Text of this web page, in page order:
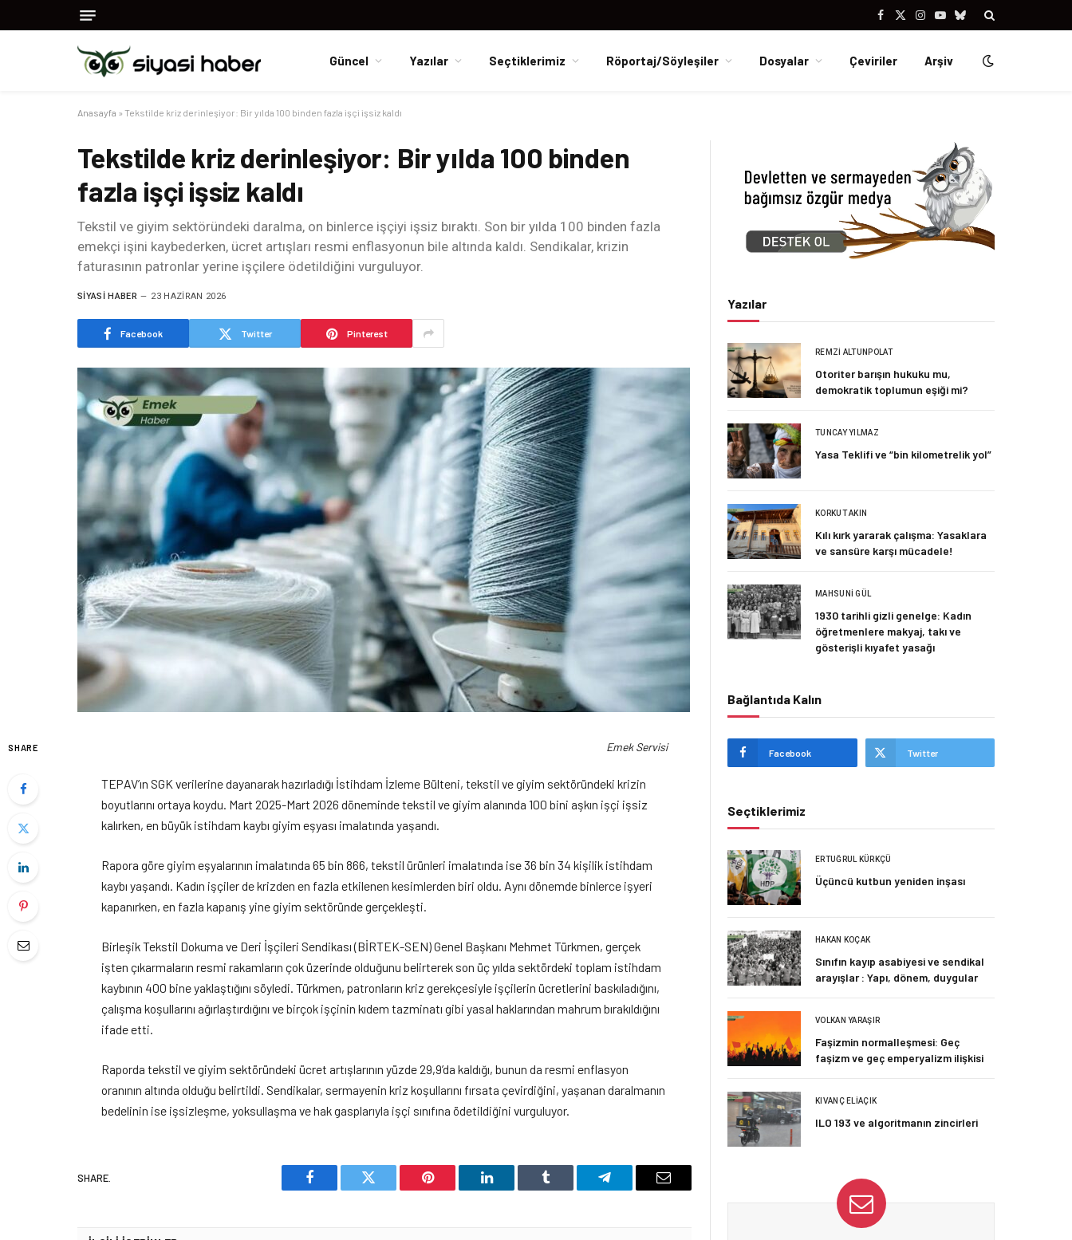
Facebook
X
Instagram
YouTubeBluesky
Güncel Yazılar Seçtiklerimiz Röportaj/Söyleşiler Dosyalar Çeviriler Arşiv
Anasayfa » Tekstilde kriz derinleşiyor: Bir yılda 100 binden fazla işçi işsiz kaldı
Tekstilde kriz derinleşiyor: Bir yılda 100 binden
fazla işçi işsiz kaldı
Tekstil ve giyim sektöründeki daralma, on binlerce işçiyi işsiz bıraktı. Son bir yılda 100 binden fazla
emekçi işini kaybederken, ücret artışları resmi enflasyonun bile altında kaldı. Sendikalar, krizin
faturasının patronlar yerine işçilere ödetildiğini vurguluyor.
SIYASI HABER 23 HAZIRAN 2026
Facebook Twitter Pinterest
SHARE Emek Servisi
TEPAV’ın SGK verilerine dayanarak hazırladığı İstihdam İzleme Bülteni, tekstil ve giyim sektöründeki krizin
boyutlarını ortaya koydu. Mart 2025-Mart 2026 döneminde tekstil ve giyim alanında 100 bini aşkın işçi işsiz
kalırken, en büyük istihdam kaybı giyim eşyası imalatında yaşandı.
Rapora göre giyim eşyalarının imalatında 65 bin 866, tekstil ürünleri imalatında ise 36 bin 34 kişilik istihdam
kaybı yaşandı. Kadın işçiler de krizden en fazla etkilenen kesimlerden biri oldu. Aynı dönemde binlerce işyeri
kapanırken, en fazla kapanış yine giyim sektöründe gerçekleşti.
Birleşik Tekstil Dokuma ve Deri İşçileri Sendikası (BİRTEK-SEN) Genel Başkanı Mehmet Türkmen, gerçek
işten çıkarmaların resmi rakamların çok üzerinde olduğunu belirterek son üç yılda sektördeki toplam istihdam
kaybının 400 bine yaklaştığını söyledi. Türkmen, patronların kriz gerekçesiyle işçilerin ücretlerini baskıladığını,
çalışma koşullarını ağırlaştırdığını ve birçok işçinin kıdem tazminatı gibi yasal haklarından mahrum bırakıldığını
ifade etti.
Raporda tekstil ve giyim sektöründeki ücret artışlarının yüzde 29,9’da kaldığı, bunun da resmi enflasyon
oranının altında olduğu belirtildi. Sendikalar, sermayenin kriz koşullarını fırsata çevirdiğini, yaşanan daralmanın
bedelinin ise işsizleşme, yoksullaşma ve hak gasplarıyla işçi sınıfına ödetildiğini vurguluyor.
SHARE.
Facebook Twitter Pinterest LinkedIn Tumblr Telegram Email
Yazılar
REMZI ALTUNPOLAT
Otoriter barışın hukuku mu,
demokratik toplumun eşiği mi?
TUNCAY YILMAZ
Yasa Teklifi ve “bin kilometrelik yol”
KORKUT AKIN
Kılı kırk yararak çalışma: Yasaklara
ve sansüre karşı mücadele!
MAHSUNI GÜL
1930 tarihli gizli genelge: Kadın
öğretmenlere makyaj, takı ve
gösterişli kıyafet yasağı
Bağlantıda Kalın
Facebook Twitter
Seçtiklerimiz
ERTUĞRUL KÜRKÇÜ
Üçüncü kutbun yeniden inşası
HAKAN KOÇAK
Sınıfın kayıp asabiyesi ve sendikal
arayışlar : Yapı, dönem, duygular
VOLKAN YARAŞIR
Faşizmin normalleşmesi: Geç
faşizm ve geç emperyalizm ilişkisi
KIVANÇ ELIAÇIK
ILO 193 ve algoritmanın zincirleri